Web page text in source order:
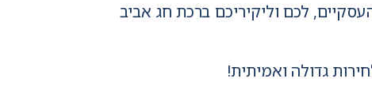
לכם וליקיריכם ברכת חג אביב
גדולה ואמיתית!